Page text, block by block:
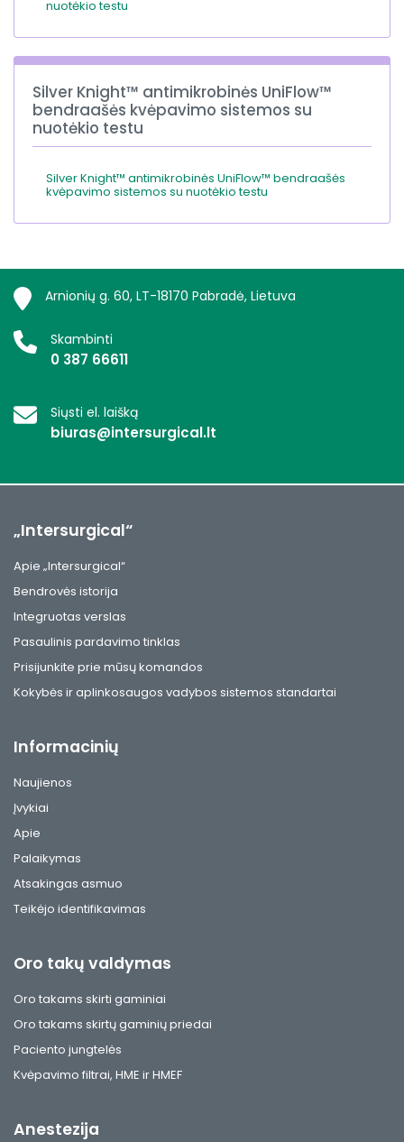
nuotėkio testu
Silver Knight™ antimikrobinės UniFlow™
bendraašės kvėpavimo sistemos su
nuotėkio testu
Silver Knight™ antimikrobinės UniFlow™ bendraašės
kvėpavimo sistemos su nuotėkio testu
Arnionių g. 60, LT-18170 Pabradė, Lietuva
Skambinti
0 387 66611
Siųsti el. laišką
biuras@intersurgical.lt
„Intersurgical“
Apie „Intersurgical“
Bendrovės istorija
Integruotas verslas
Pasaulinis pardavimo tinklas
Prisijunkite prie mūsų komandos
Kokybės ir aplinkosaugos vadybos sistemos standartai
Informacinių
Naujienos
Įvykiai
Apie
Palaikymas
Atsakingas asmuo
Teikėjo identifikavimas
Oro takų valdymas
Oro takams skirti gaminiai
Oro takams skirtų gaminių priedai
Paciento jungtelės
Kvėpavimo filtrai, HME ir HMEF
Anestezija